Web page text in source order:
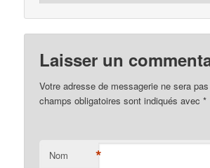
Laisser un
Votre adresse de messagerie ne sera
champs obligatoires sont indiqués avec*
Nom *